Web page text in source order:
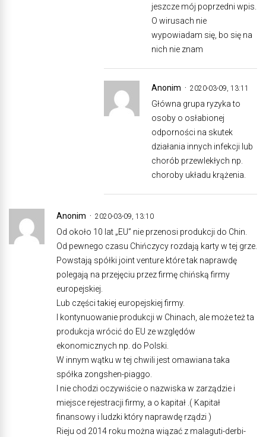
jeszcze mój poprzedni wpis.
O wirusach nie
wypowiadam się, bo się na
nich nie znam
Anonim 2020-03-09, 13:11
Główna grupa ryzyka to
osoby o osłabionej
odporności na skutek
działania innych infekcji lub
chorób przewlekłych np.
choroby układu krążenia.
Anonim 2020-03-09, 13:10
Od około 10 lat „EU” nie przenosi produkcji do Chin.
Od pewnego czasu Chińczycy rozdają karty w tej grze.
Powstają spółki joint venture które tak naprawdę
polegają na przejęciu przez firmę chińską firmy
europejskiej.
Lub części takiej europejskiej firmy.
I kontynuowanie produkcji w Chinach, ale może też ta
produkcja wrócić do EU ze względów
ekonomicznych np. do Polski.
W innym wątku w tej chwili jest omawiana taka
spółka zongshen-piaggo.
I nie chodzi oczywiście o nazwiska w zarządzie i
miejsce rejestracji firmy, a o kapitał .( Kapitał
finansowy i ludzki który naprawdę rządzi )
Rieju od 2014 roku można wiązać z malaguti-derbi-